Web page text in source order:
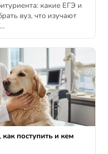
какие ЕГЭ и
вуз, что изучают
поступить и кем